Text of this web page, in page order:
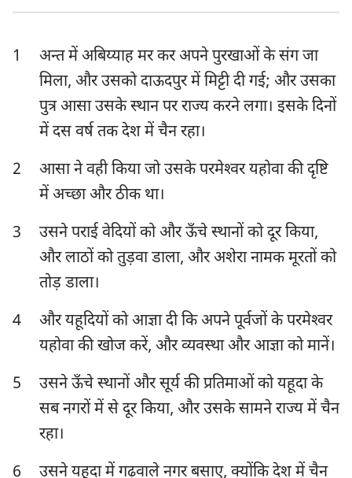
एस्तेर अय्यूब
नीतिवचन
सभोपदेशक श्रेष्ठगीत
यशायाह यिर्मयाह
विलापगीत
दानिय्येल होशे
योएल
ओबद्याह योना
मीका नहूम
हबक्कूक सपन्याह
हाग्गै जकर्याह
1
अन्त में अबिय्याह मर कर अपने पुरखाओं के संग जा
मिला, और उसको दाऊदपुर में मिट्टी दी गई; और उसका
पुत्र आसा उसके स्थान पर राज्य करने लगा। इसके दिनों
में दस वर्ष तक देश में चैन रहा।
2
आसा ने वही किया जो उसके परमेश्‍वर यहोवा की दृष्टि
में अच्छा और ठीक था।
3
उसने पराई वेदियों को और ऊँचे स्थानों को दूर किया,
और लाठों को तुड़वा डाला, और अशेरा नामक मूरतों को
तोड़ डाला।
4
और यहूदियों को आज्ञा दी कि अपने पूर्वजों के परमेश्‍वर
यहोवा की खोज करें, और व्यवस्था और आज्ञा को मानें।
5
उसने ऊँचे स्थानों और सूर्य की प्रतिमाओं को यहूदा के
सब नगरों में से दूर किया, और उसके सामने राज्य में चैन
रहा।
6
उसने यहूदा में गढ़वाले नगर बसाए, क्योंकि देश में चैन